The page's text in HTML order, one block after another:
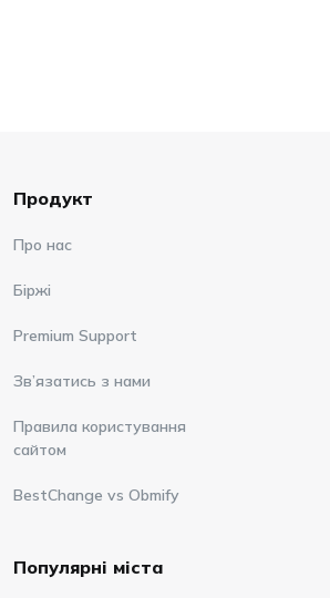
Продукт
Про нас
Біржі
Premium Support
Зв’язатись з нами
Правила користування
сайтом
BestChange vs Obmify
Популярні міста